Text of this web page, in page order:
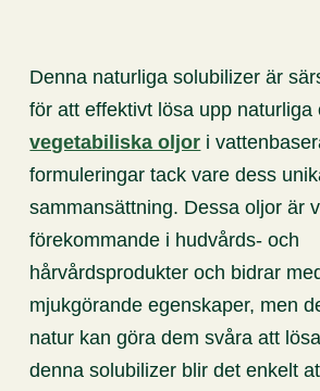
Denna naturliga solubilizer är
för att effektivt lösa upp naturliga
vegetabiliska oljor i
formuleringar tack vare dess
sammansättning. Dessa oljor är
förekommande i hudvårds- och
hårvårdsprodukter och bidrar
mjukgörande egenskaper, men
natur kan göra dem svåra att
denna solubilizer blir det enkelt